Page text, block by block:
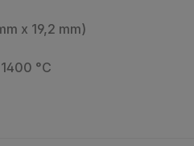
x 19,2 mm)
°C